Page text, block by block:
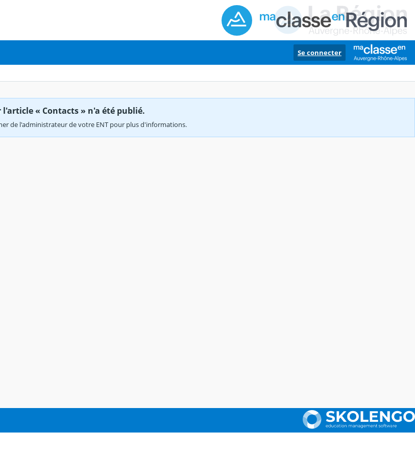
Se connecter
« Contacts » n'a été publié.
de l'administrateur de votre ENT pour plus d'informations.